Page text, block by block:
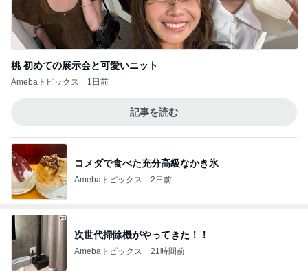
桃 初めての展示会と可愛いニット
Amebaトピックス 1日前
記事を読む
コメダで食べた充分高級なかき氷
Amebaトピックス 2日前
次世代掃除機がやってきた！！
Amebaトピックス 21時間前